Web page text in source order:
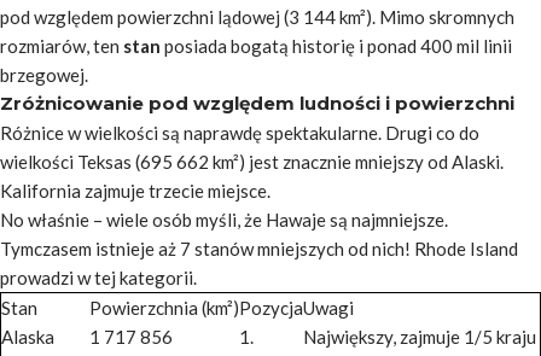
pod względem powierzchni lądowej (3 144 km²). Mimo skromnych
rozmiarów, ten stan posiada bogatą historię i ponad 400 mil linii
brzegowej.
Zróżnicowanie pod względem ludności i powierzchni
Różnice w wielkości są naprawdę spektakularne. Drugi co do
wielkości Teksas (695 662 km²) jest znacznie mniejszy od Alaski.
Kalifornia zajmuje trzecie miejsce.
No właśnie – wiele osób myśli, że Hawaje są najmniejsze.
Tymczasem istnieje aż 7 stanów mniejszych od nich! Rhode Island
prowadzi w tej kategorii.
Stan
Powierzchnia (km²)PozycjaUwagi
Alaska
1 717 856 1.
Największy, zajmuje 1/5 kraju